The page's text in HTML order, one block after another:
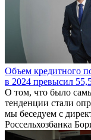
Объем кредитного
в 2024 превысил
О том, что было
тенденции стали
мы беседуем с
Россельхозбанка